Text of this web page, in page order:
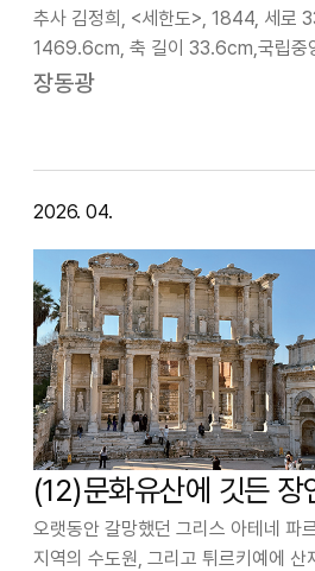
추사 김정희, <세한도>, 1844, 세로
1469.6cm, 축 길이 33.6cm,국립중
선진국이라 불린 영국 런던의 미술관
장동광
2026. 04.
(12)문화유산에 깃든 장
오랫동안 갈망했던 그리스 아테네 파
지역의 수도원, 그리고 튀르키예에 산